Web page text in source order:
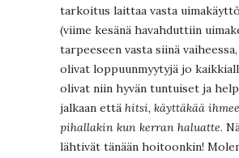
tarkoitus laittaa vasta
(viime kesänä havahduttiin
tarpeeseen vasta siinä
olivat loppuunmyytyjä jo
olivat niin hyvän tuntuiset ja
jalkaan että hitsi, käyttäkää
pihallakin kun kerran haluatte.
lähtivät tänään hoitoonkin!